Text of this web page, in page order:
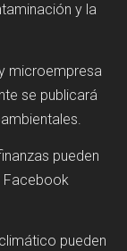
y la
microempresa
se publicará
pueden
Facebook
pueden